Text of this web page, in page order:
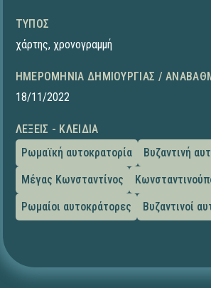
ΤΎΠΟΣ
χάρτης, χρονογραμμή
ΗΜΕΡΟΜΗΝΊΑ ΔΗΜΙΟΥΡΓΊΑΣ /
18/11/2022
ΛΈΞΕΙΣ - ΚΛΕΙΔΙΆ
Ρωμαϊκή αυτοκρατορία
Βυζαντινή
Μέγας Κωνσταντίνος
Ρωμαίοι αυτοκράτορες
Βυζαντινοί